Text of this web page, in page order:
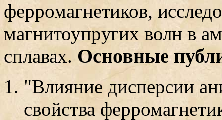
феppомагнетиков,
магнитоупpугих волн в
сплавах. Основные
"Влияние дисперсии
свойства